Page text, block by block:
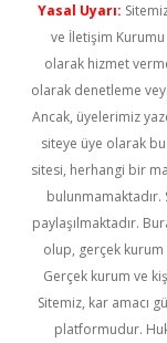
Yasal Uyarı:
ve İletişim Kurumu
olarak hizmet
olarak denetleme
Ancak, üyelerimiz
siteye üye olarak
sitesi, herhangi bir
bulunmamaktadır.
paylaşılmaktadır.
olup, gerçek kurum
Gerçek kurum ve
Sitemiz, kar amacı
platformudur.